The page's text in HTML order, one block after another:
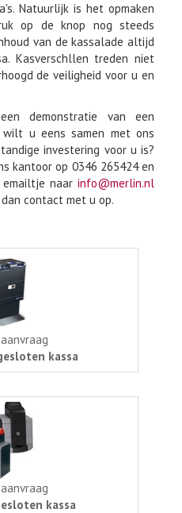
Natuurlijk is het opmaken
op de knop nog steeds
van de kassalade altijd
Kasverschllen treden niet
de veiligheid voor u en
demonstratie van een
u eens samen met ons
investering voor u is?
kantoor op 0346 265424 en
emailtje naar info@merlin.nl
contact met u op.
kassa
kassa